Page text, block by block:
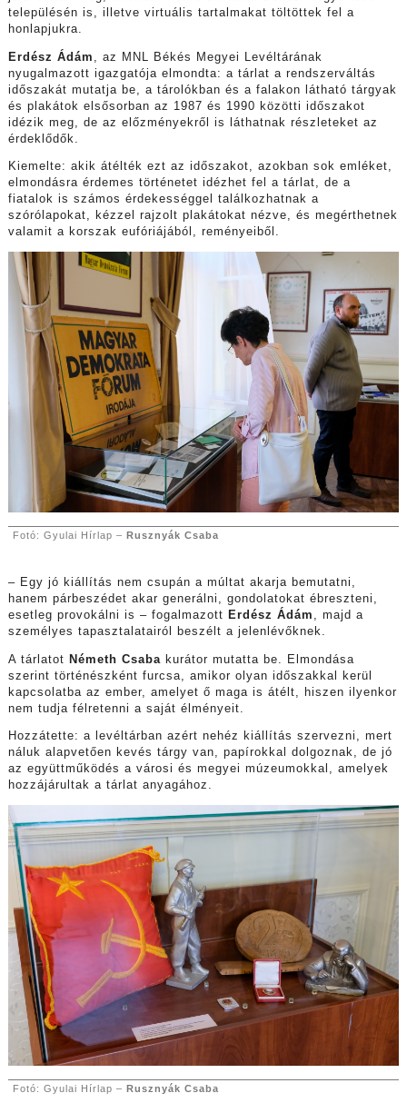
településén is, illetve virtuális tartalmakat töltöttek fel a
honlapjukra.
Erdész Ádám
, az MNL Békés Megyei Levéltárának
nyugalmazott igazgatója elmondta: a tárlat a rendszerváltás
időszakát mutatja be, a tárolókban és a falakon látható tárgyak
és plakátok elsősorban az 1987 és 1990 közötti időszakot
idézik meg, de az előzményekről is láthatnak részleteket az
érdeklődők.
Kiemelte: akik átélték ezt az időszakot, azokban sok emléket,
elmondásra érdemes történetet idézhet fel a tárlat, de a
fiatalok is számos érdekességgel találkozhatnak a
szórólapokat, kézzel rajzolt plakátokat nézve, és megérthetnek
valamit a korszak eufóriájából, reményeiből.
Fotó: Gyulai Hírlap – Rusznyák Csaba
– Egy jó kiállítás nem csupán a múltat akarja bemutatni,
hanem párbeszédet akar generálni, gondolatokat ébreszteni,
esetleg provokálni is – fogalmazott Erdész Ádám , majd a
személyes tapasztalatairól beszélt a jelenlévőknek.
A tárlatot Németh Csaba kurátor mutatta be. Elmondása
szerint történészként furcsa, amikor olyan időszakkal kerül
kapcsolatba az ember, amelyet ő maga is átélt, hiszen ilyenkor
nem tudja félretenni a saját élményeit.
Hozzátette: a levéltárban azért nehéz kiállítás szervezni, mert
náluk alapvetően kevés tárgy van, papírokkal dolgoznak, de jó
az együttműködés a városi és megyei múzeumokkal, amelyek
hozzájárultak a tárlat anyagához.
Fotó: Gyulai Hírlap – Rusznyák Csaba